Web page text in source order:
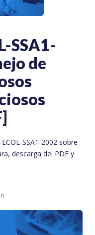
SSA1-
de
SSA1-2002 sobre
descarga del PDF y